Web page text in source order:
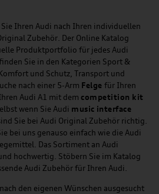
Ihren Audi nach Ihren individuellen
Zubehör. Der Online Katalog
Produktportfolio für jedes Audi
Sie in den Kategorien Sport &
und Schutz, Transport und
nach einer 5-Arm Felge für Ihren
Audi A1 mit dem competition kit
wenn Sie Audi music interface
Sie bei Audi Original Zubehör richtig.
bei uns genauso einfach wie die Audi
Das Sortiment an Audi
hochwertig. Stöbern Sie im Katalog
Audi Zubehör für Ihren Audi.
den eigenen Wünschen ausgesucht